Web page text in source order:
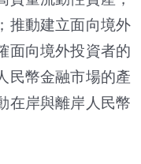
推動建立面向境外
面向境外投資者的
民幣金融市場的產
在岸與離岸人民幣